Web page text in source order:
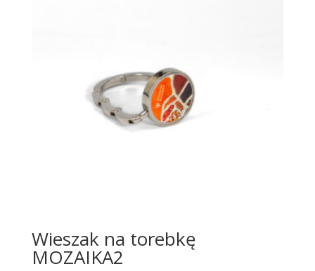
Wieszak na torebkę
MOZAIKA2